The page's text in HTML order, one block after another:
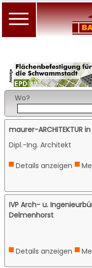
Wo?
maurer-ARCHITEKTUR
Dipl.-Ing. Architekt
Details anzeigen
IVP Arch- u.
Delmenhorst
Details anzeigen